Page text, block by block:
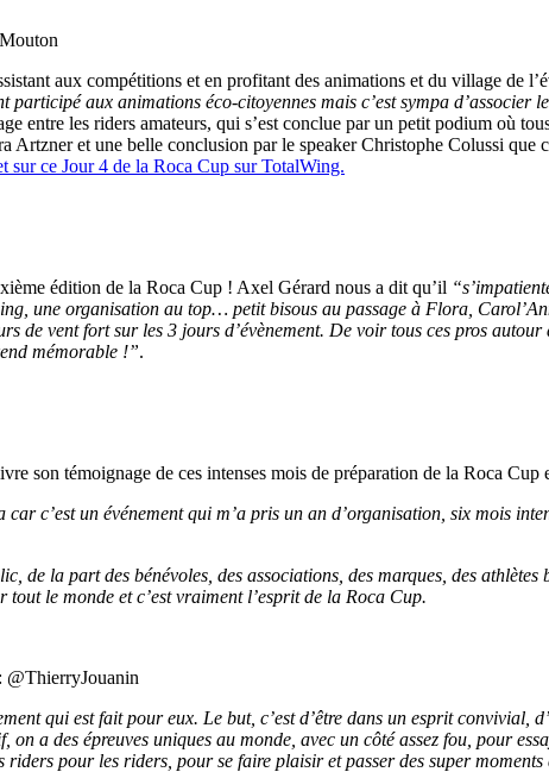
aux compétitions et en profitant des animations et du village de
aux animations éco-citoyennes mais c’est sympa d’associer
entre les riders amateurs, qui s’est conclue par un petit podium où
et une belle conclusion par le speaker Christophe Colussi que
sur ce Jour 4 de la Roca Cup sur TotalWing.
édition de la Roca Cup ! Axel Gérard nous a dit qu’il
une organisation au top… petit bisous au passage à Flora,
de vent fort sur les 3 jours d’évènement. De voir tous ces pros
mémorable !”.
son témoignage de ces intenses mois de préparation de la Roca Cup
c’est un événement qui m’a pris un an d’organisation, six mois
de la part des bénévoles, des associations, des marques, des
le monde et c’est vraiment l’esprit de la Roca Cup.
@ThierryJouanin
qui est fait pour eux. Le but, c’est d’être dans un esprit convivial,
a des épreuves uniques au monde, avec un côté assez fou, pour
pour les riders, pour se faire plaisir et passer des super moments